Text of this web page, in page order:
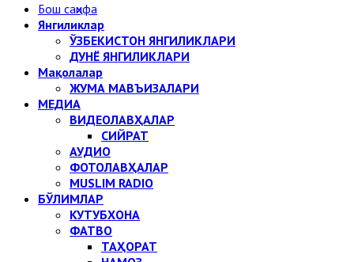
Бош саҳифа
Янгиликлар
ЎЗБЕКИСТОН ЯНГИЛИКЛАРИ
ДУНЁ ЯНГИЛИКЛАРИ
Мақолалар
ЖУМА МАВЪИЗАЛАРИ
МЕДИА
ВИДЕОЛАВҲАЛАР
СИЙРАТ
АУДИО
ФОТОЛАВҲАЛАР
MUSLIM RADIO
БЎЛИМЛАР
КУТУБХОНА
ФАТВО
ТАҲОРАТ